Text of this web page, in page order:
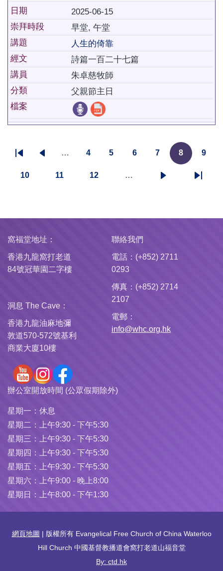
日期
2025-06-15
崇拜時段
早堂, 午堂
講題
人生的倚靠
經文
詩篇一百二十七篇
講員
朱卓慈牧師
分類
父親節主日
檔案
Pagination
page
page
…
面
4 5 6
面
7
目
8 9
10 11 12 …
Last
窩福堂地址：
香港九龍窩打老道
84號冠華園二字樓
洞息 The Cave：
香港九龍油麻地彌
敦道570-572號基利
商業大廈10樓
聯絡我們
電話：(+852) 2711
0293
傳真：(+852) 2714
2107
電郵：
info@whc.org.hk
辦公室開放時間 (公眾假期除外)
星期一： 休息
星期二：
上午9:30 - 下午5:30
星期三：
上午9:30 - 下午5:30
星期四：
上午9:30 - 下午5:30
星期五：
上午9:30 - 下午5:30
星期六：
上午9:00 - 晚上8:00
星期日：
上午8:00 - 下午1:30
網頁地圖 | 版權所有 Evangelical Free Church of China Waterloo
Hill Church 中國基督教播道會窩打老道山福音堂
By: ctd.hk